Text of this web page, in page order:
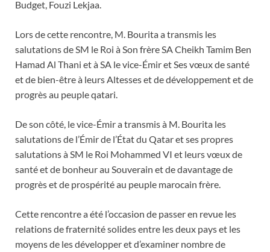
Budget, Fouzi Lekjaa.
Lors de cette rencontre, M. Bourita a transmis les
salutations de SM le Roi à Son frère SA Cheikh Tamim Ben
Hamad Al Thani et à SA le vice-Émir et Ses vœux de santé
et de bien-être à leurs Altesses et de développement et de
progrès au peuple qatari.
De son côté, le vice-Émir a transmis à M. Bourita les
salutations de l’Émir de l’État du Qatar et ses propres
salutations à SM le Roi Mohammed VI et leurs vœux de
santé et de bonheur au Souverain et de davantage de
progrès et de prospérité au peuple marocain frère.
Cette rencontre a été l’occasion de passer en revue les
relations de fraternité solides entre les deux pays et les
moyens de les développer et d’examiner nombre de